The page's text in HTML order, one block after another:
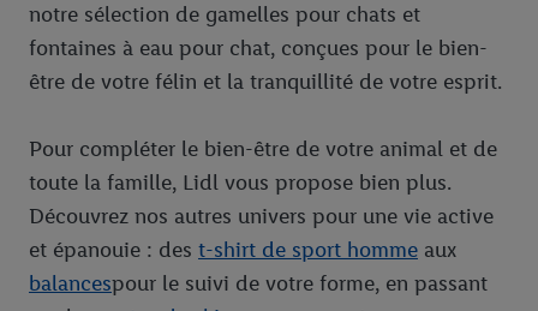
notre sélection de gamelles pour chats et
fontaines à eau pour chat, conçues pour le bien-
être de votre félin et la tranquillité de votre esprit.
Pour compléter le bien-être de votre animal et de
toute la famille, Lidl vous propose bien plus.
Découvrez nos autres univers pour une vie active
et épanouie : des t-shirt de sport homme aux
balancespour le suivi de votre forme, en passant